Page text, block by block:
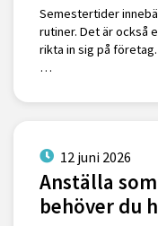
Semestertider
rutiner. Det är också
rikta in sig på
…
12 juni 2026
Anställa
behöver du